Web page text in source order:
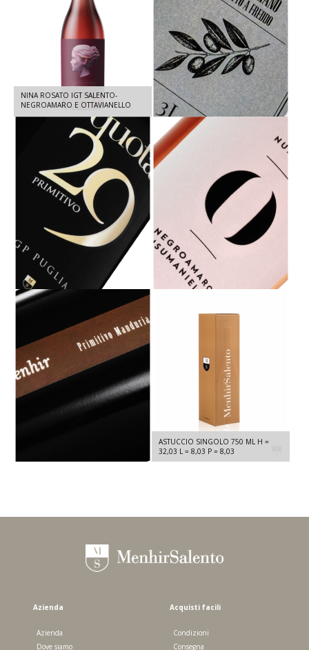
NINA ROSATO IGT SALENTO-
NEGROAMARO E OTTAVIANELLO
OLIO EXTRA VERGINE D'OLIVA IN
LATTINA 3L
QUOTA 29 IGT PUGLIA - PRIMITIVO
2023- 1,5 L
N° ZERO ROSATO IGT SALENTO -
NEGROAMARO, SUSUMANIELLO
2025- 750ML
ASTUCCIO SINGOLO 750 ML H =
32,03 L = 8,03 P = 8,03
Azienda
Azienda
Dove siamo
Acquisti facili
Condizioni
Consegna